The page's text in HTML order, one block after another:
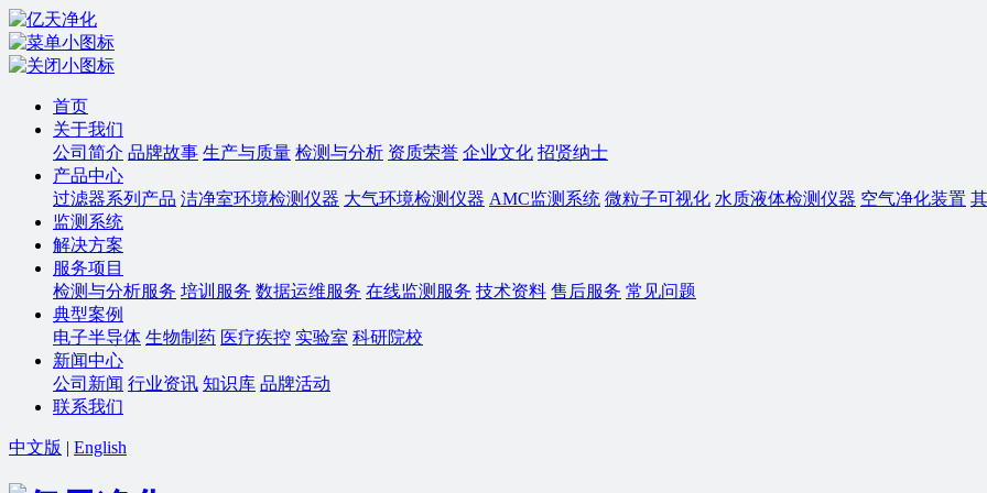
首页
关于我们
公司简介 品牌故事 生产与质量 检测与分析 资质荣誉 企业文化 招贤纳士
产品中心
过滤器系列产品 洁净室环境检测仪器 大气环境检测仪器 AMC监测系统 微粒子可视化 水质液体检测仪器 空气净化装置
监测系统
解决方案
服务项目
检测与分析服务 培训服务 数据运维服务 在线监测服务 技术资料 售后服务 常见问题
典型案例
电子半导体 生物制药 医疗疾控 实验室 科研院校
新闻中心
公司新闻 行业资讯 知识库 品牌活动
联系我们
中文版 | English